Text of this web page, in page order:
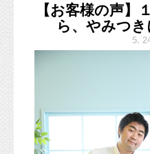
なかなか大きいケーキに手を
お子さまがどんな反応をする
ぜひスマッシュケーキ撮影、
昨日開催されました「 フ
イン」ご参加いただきま
皆さまありがとうございます！
到着を楽しみにお待ちください
（ 6月からはベビマ・サイン
方法が、
ダウンロード納品となります
【お客様の声】
ら、やみつき
5.